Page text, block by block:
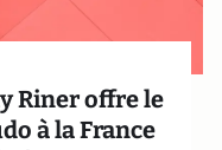
Riner offre le
à la France